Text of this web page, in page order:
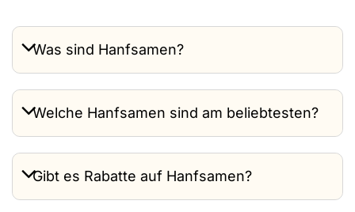
Was sind Hanfsamen?
Welche Hanfsamen sind am beliebtesten?
Gibt es Rabatte auf Hanfsamen?